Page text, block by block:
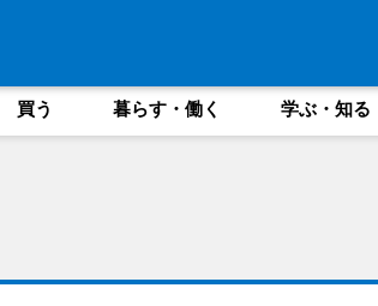
買う 暮らす・働く 学ぶ・知る